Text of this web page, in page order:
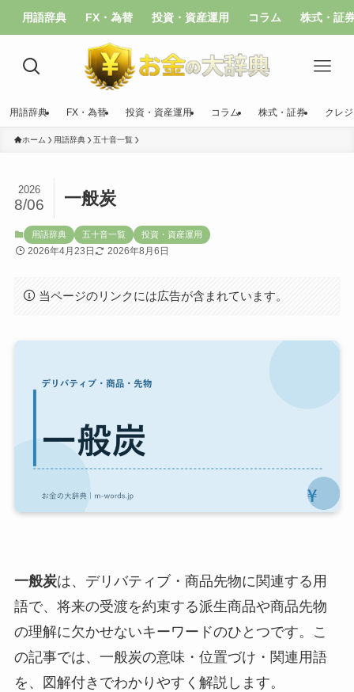
用語辞典 FX・為替 投資・資産運用 コラム 株式・証
用語辞典 FX・為替 投資・資産運用 コラム 株式・証券 クレ
ホーム 用語辞典 五十音一覧
一般炭
2026
8/06
用語辞典 五十音一覧 投資・資産運用
2026年4月23日 2026年8月6日
当ページのリンクには広告が含まれています。
一般炭は、デリバティブ・商品先物に関連する用
語で、将来の受渡を約束する派生商品や商品先物
の理解に欠かせないキーワードのひとつです。こ
の記事では、一般炭の意味・位置づけ・関連用語
を、図解付きでわかりやすく解説します。